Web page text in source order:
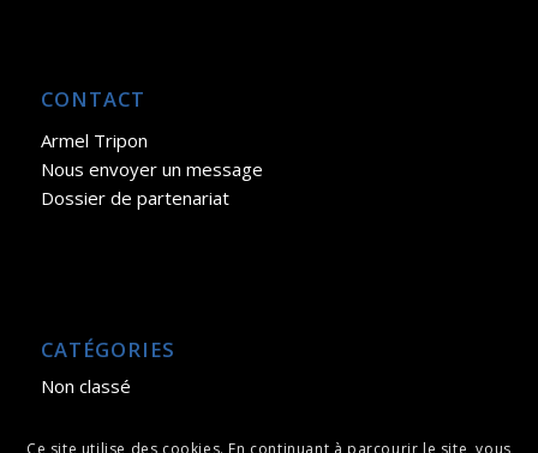
CONTACT
Armel Tripon
Nous envoyer un message
Dossier de partenariat
CATÉGORIES
Non classé